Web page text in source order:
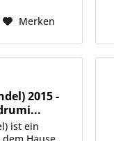
Merken
2015 -
ist ein